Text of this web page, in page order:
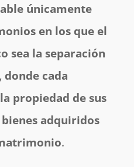
únicamente
en los que el
sea la separación
donde cada
propiedad de sus
adquiridos
.